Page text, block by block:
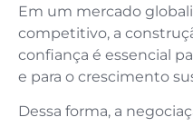
Em um mercado
competitivo, a
confiança é essencial
e para o crescimento
Dessa forma, a